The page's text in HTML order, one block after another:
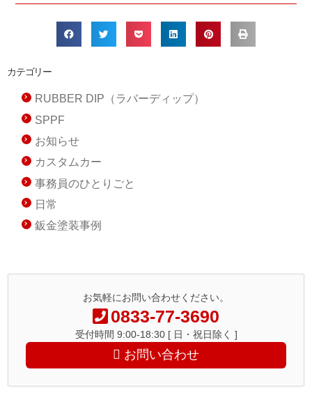
カテゴリー
RUBBER DIP（ラバーディップ）
SPPF
お知らせ
カスタムカー
事務員のひとりごと
日常
鈑金塗装事例
お気軽にお問い合わせください。
0833-77-3690
受付時間 9:00-18:30 [ 日・祝日除く ]
お問い合わせ